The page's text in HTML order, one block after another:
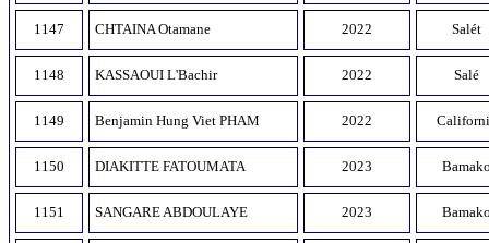
1147 CHTAINA Otamane 2022 Salét
1148 KASSAOUI L'Bachir 2022 Salé
1149 Benjamin Hung Viet PHAM 2022
1150 DIAKITTE FATOUMATA 2023
1151 SANGARE ABDOULAYE 2023